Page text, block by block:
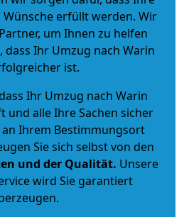
erfüllt werden. Wir
um Ihnen zu helfen
dass Ihr Umzug nach Warin
ist.
Ihr Umzug nach Warin
und alle Ihre Sachen sicher
Ihrem Bestimmungsort
Sie sich selbst von den
und der Qualität. Unsere
wird Sie garantiert